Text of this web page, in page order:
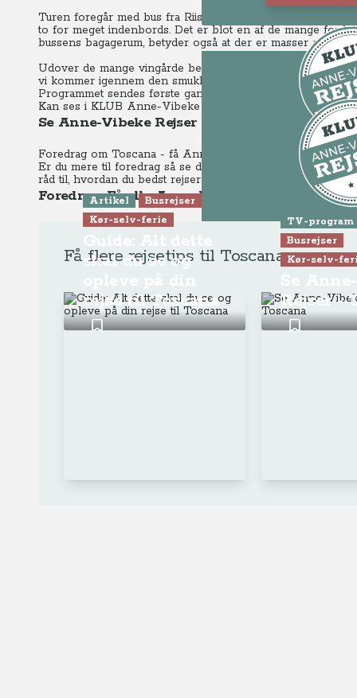
Turen foregår med bus fra Riis Rejser, så vi behøver
to for meget indenbords. Det er blot en af de mange
bussens bagagerum, betyder også at der er masser af
Udover de mange vingårde besøger vi også regionens
vi kommer igennem den smukke toscanske natur.
Programmet sendes første gang mandag d. 14.3.2016 kl.
Kan ses i KLUB Anne-Vibeke Rejser.
Se Anne-Vibeke Rejser - Vinrejse Toscana
Dette er
Gå til
Foredrag om Toscana - få Anne-Vibekes rejsetips
Er du mere til foredrag så se dette foredrag, hvor Anne-
råd til, hvordan du bedst rejser rundt i regionen, årstid osv.
Foredrag: Få alle Anne-Vibeke Rejsers tips
Dette er
Gå til
Få flere rejsetips til Toscana
Artikel
Busrejser
Kør-selv-ferie
skal du se og
rejse til Toscana
TV-program
Busrejser
Kør-selv-
Rejser -